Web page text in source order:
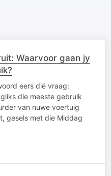
Waarvoor gaan jy
eers dié vraag:
die meeste gebruik
van nuwe voertuig
gesels met die Middag